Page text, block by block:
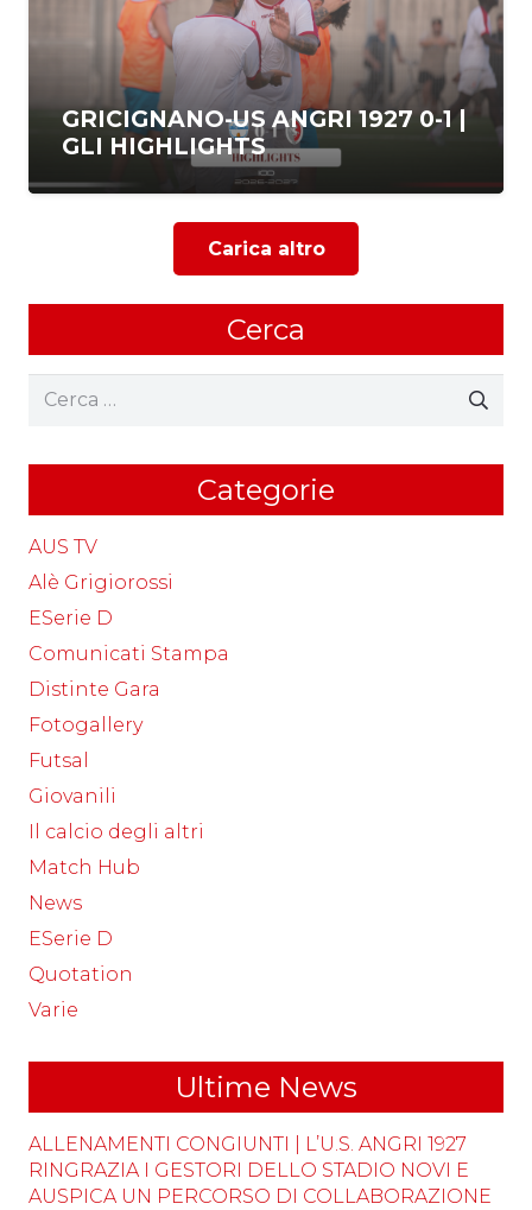
GRICIGNANO-US ANGRI 1927 0-1 |
GLI HIGHLIGHTS
Carica altro
Cerca
Ricerca
Categorie
AUS TV
Alè Grigiorossi
ESerie D
Comunicati Stampa
Distinte Gara
Fotogallery
Futsal
Giovanili
Il calcio degli altri
Match Hub
News
ESerie D
Quotation
Varie
Ultime News
ALLENAMENTI CONGIUNTI | L’U.S. ANGRI 1927
RINGRAZIA I GESTORI DELLO STADIO NOVI E
AUSPICA UN PERCORSO DI COLLABORAZIONE